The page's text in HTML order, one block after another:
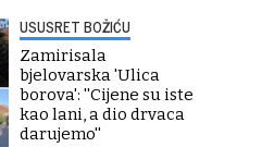
USUSRET BOŽIĆU
Zamirisala
bjelovarska 'Ulica
borova': ''Cijene su iste
kao lani, a dio drvaca
darujemo''